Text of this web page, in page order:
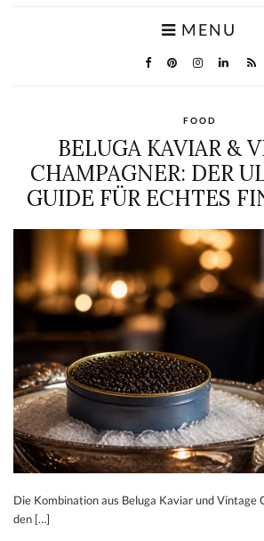
MENU
FOOD
BELUGA KAVIAR &
CHAMPAGNER: DER
GUIDE FÜR ECHTES
Die Kombination aus Beluga Kaviar und Vintage
den […]